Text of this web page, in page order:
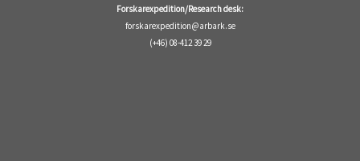
Forskarexpedition/Research desk:
forskarexpedition@arbark.se
(+46) 08-412 39 29